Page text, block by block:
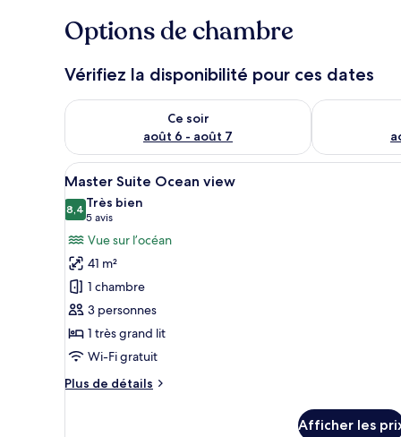
Options de chambre
Vérifiez la disponibilité pour ces dates
Ce soir
août 6 - août 7
Vérifier la disponibilité pour ce soir août 6 - août 7
Vérifier la
Afficher
toutes
les
photos
pour
ce
type
de
chambre :
Master
Suite
Une pièce avec un lit sous un
13
Master Suite Ocean view
8,48,4 sur 10
Très bien
5 avis
(5 avis)
Vue sur l’océan
41 m²
1 chambre
3 personnes
1 très grand lit
Wi-Fi gratuit
Plus de détails
Plus
Afficher les